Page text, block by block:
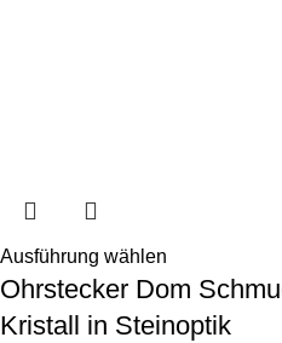
Ausführung wählen
Ohrstecker Dom
Kristall in Steinoptik